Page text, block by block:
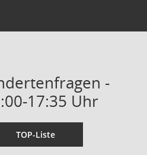
-
17:35 Uhr
TOP-Liste